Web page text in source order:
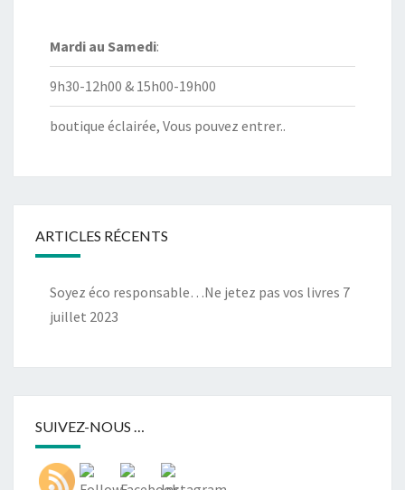
Mardi au Samedi:
9h30-12h00 & 15h00-19h00
boutique éclairée, Vous pouvez entrer..
ARTICLES RÉCENTS
Soyez éco responsable…Ne jetez pas vos livres 7
juillet 2023
SUIVEZ-NOUS …